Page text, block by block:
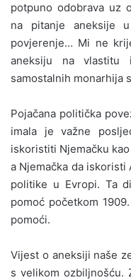
potpuno odobrava uz
na pitanje aneksije
povjerenje… Mi ne
aneksiju na
samostalnih monarhija
Pojačana politička
imala je važne
iskoristiti Njemačku
a Njemačka da
politike u Evropi. Ta
pomoć početkom
pomoći.
Vijest o aneksiji naše
s velikom ozbiljnošću.